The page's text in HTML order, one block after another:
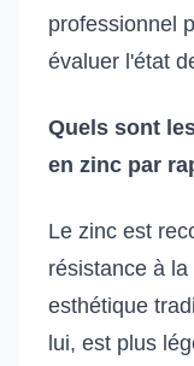
professionnel
évaluer l'état
Quels sont
en zinc par
Le zinc est
résistance à
esthétique
lui, est plus